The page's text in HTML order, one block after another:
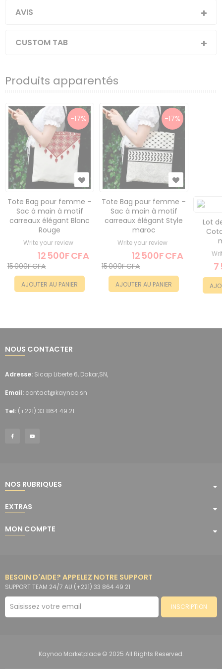
AVIS
CUSTOM TAB
Produits apparentés
-17%
Tote Bag pour femme –
Sac à main à motif
carreaux élégant Blanc
Rouge
Write your review
12 500F CFA
15 000F CFA
AJOUTER AU PANIER
-17%
Tote Bag pour femme –
Sac à main à motif
carreaux élégant Style
maroc
Write your review
12 500F CFA
15 000F CFA
AJOUTER AU PANIER
Lot
7
NOUS CONTACTER
Adresse: Sicap Liberte 6, Dakar,SN,
Email: contact@kaynoo.sn
Tel: (+221) 33 864 49 21
NOS RUBRIQUES
EXTRAS
MON COMPTE
BESOIN D'AIDE? APPELEZ NOTRE SUPPORT
SUPPORT TEAM 24/7 AU (+221) 33 864 49 21
INSCRIPTION
Kaynoo Marketplace © 2025 All Rights Reserved.